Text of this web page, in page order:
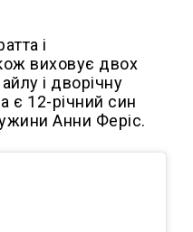
і
виховує двох
і дворічну
є 12-річний син
Анни Феріс.